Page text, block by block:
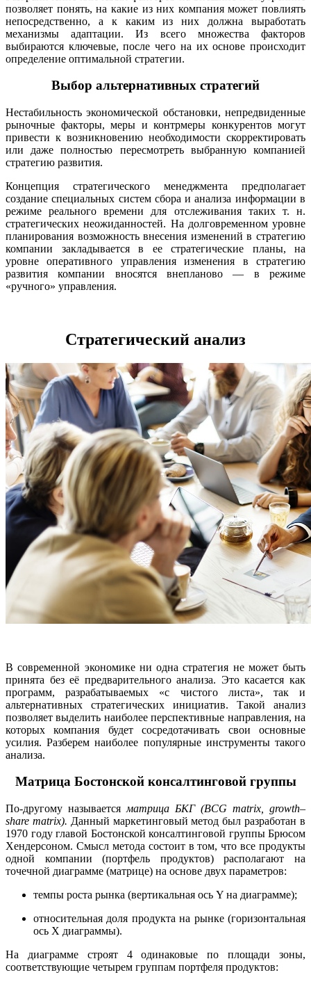
позволяет понять, на какие из них компания может повлиять
непосредственно, а к каким из них должна выработать
механизмы адаптации. Из всего множества факторов
выбираются ключевые, после чего на их основе происходит
определение оптимальной стратегии.
Выбор альтернативных стратегий
Нестабильность экономической обстановки, непредвиденные
рыночные факторы, меры и контрмеры конкурентов могут
привести к возникновению необходимости скорректировать
или даже полностью пересмотреть выбранную компанией
стратегию развития.
Концепция стратегического менеджмента предполагает
создание специальных систем сбора и анализа информации в
режиме реального времени для отслеживания таких т. н.
стратегических неожиданностей. На долговременном уровне
планирования возможность внесения изменений в стратегию
компании закладывается в ее стратегические планы, на
уровне оперативного управления изменения в стратегию
развития компании вносятся внепланово — в режиме
«ручного» управления.
Стратегический анализ
В современной экономике ни одна стратегия не может быть
принята без её предварительного анализа. Это касается как
программ, разрабатываемых «с чистого листа», так и
альтернативных стратегических инициатив. Такой анализ
позволяет выделить наиболее перспективные направления, на
которых компания будет сосредотачивать свои основные
усилия. Разберем наиболее популярные инструменты такого
анализа.
Матрица Бостонской консалтинговой группы
По-другому называется матрица БКГ (BCG matrix, growth–
share matrix). Данный маркетинговый метод был разработан в
1970 году главой Бостонской консалтинговой группы Брюсом
Хендерсоном. Смысл метода состоит в том, что все продукты
одной компании (портфель продуктов) располагают на
точечной диаграмме (матрице) на основе двух параметров:
темпы роста рынка (вертикальная ось Y на диаграмме);
относительная доля продукта на рынке (горизонтальная
ось X диаграммы).
На диаграмме строят 4 одинаковые по площади зоны,
соответствующие четырем группам портфеля продуктов: